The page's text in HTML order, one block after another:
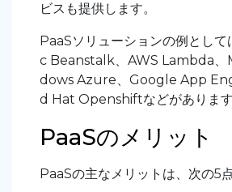
ビスも提供します。
PaaSソリューションの例とし
c Beanstalk、AWS Lambda
dows Azure、Google App
d Hat Openshiftなどがあります
PaaSのメリット
PaaSの主なメリットは、次の5点